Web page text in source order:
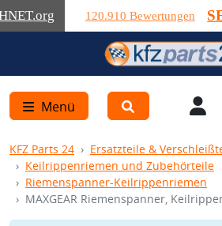
.org 120.910 Bewertungen
Menü
KFZ Parts 24 Ersatzteile &
Keilrippenriemen und Zubehörteile
Riemenspanner-Keilrippenriemen
MAXGEAR Riemenspanner,